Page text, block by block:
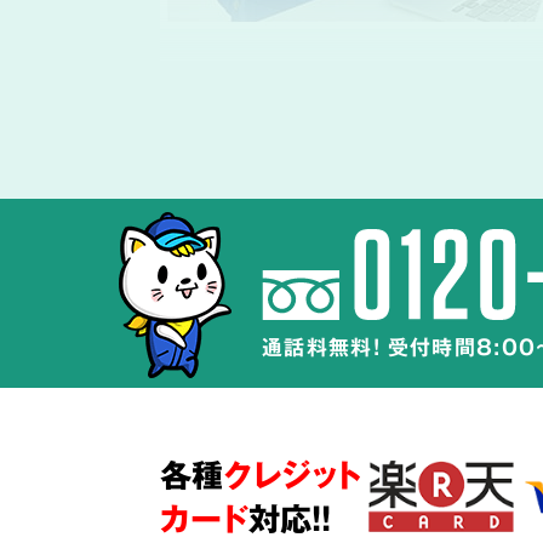
除去・除菌・洗浄
孤独死や事件・事故の現場では体液
完全に取り除くことが最も重要です。
特殊清掃の経験豊富なスタッフが、
また、当社が採用するオゾン脱臭・
ウジ・ハエなどの害虫被害にも効果
通話料無料! 受付時間8:00
各種クレジット
カード対応!!